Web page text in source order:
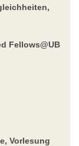
Fellows@UB
Vorlesung